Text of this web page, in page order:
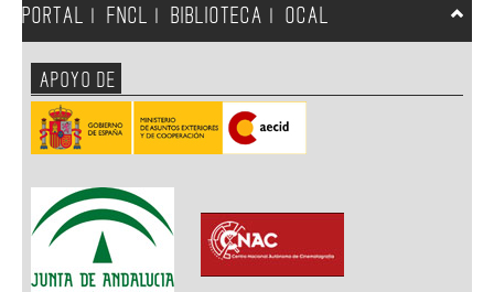
PORTAL
FNCL BIBLIOTECA OCAL
APOYO DE